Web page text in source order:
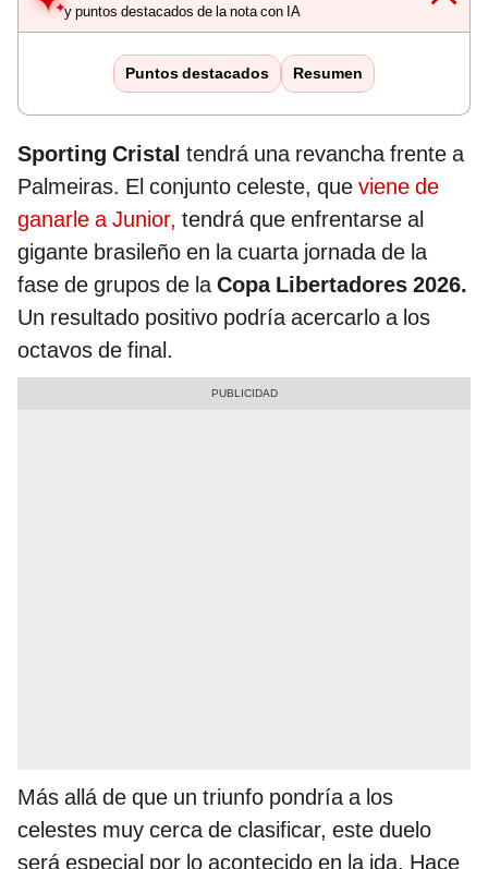
y puntos destacados de la nota con IA
Puntos destacados Resumen
Sporting Cristal tendrá una revancha frente a
Palmeiras. El conjunto celeste, que viene de
ganarle a Junior, tendrá que enfrentarse al
gigante brasileño en la cuarta jornada de la
fase de grupos de laCopa Libertadores 2026.
Un resultado positivo podría acercarlo a los
octavos de final.
Más allá de que un triunfo pondría a los
celestes muy cerca de clasificar, este duelo
será especial por lo acontecido en la ida. Hace